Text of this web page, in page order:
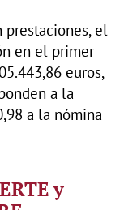
el
en el primer
euros,
a la
a la nómina
y